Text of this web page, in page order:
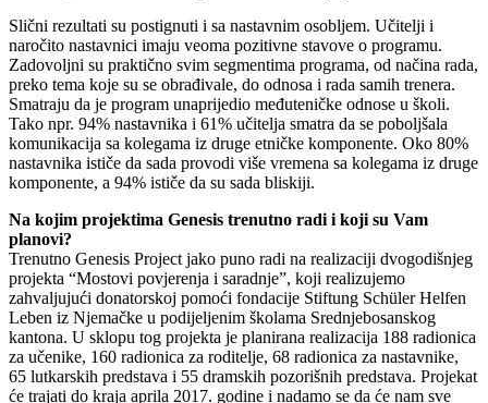
Slični rezultati su postignuti i sa nastavnim osobljem. Učitelji i
naročito nastavnici imaju veoma pozitivne stavove o programu.
Zadovoljni su praktično svim segmentima programa, od načina rada,
preko tema koje su se obrađivale, do odnosa i rada samih trenera.
Smatraju da je program unaprijedio međuteničke odnose u školi.
Tako npr. 94% nastavnika i 61% učitelja smatra da se poboljšala
komunikacija sa kolegama iz druge etničke komponente. Oko 80%
nastavnika ističe da sada provodi više vremena sa kolegama iz druge
komponente, a 94% ističe da su sada bliskiji.
Na kojim projektima Genesis trenutno radi i koji su Vam
planovi?
Trenutno Genesis Project jako puno radi na realizaciji dvogodišnjeg
projekta “Mostovi povjerenja i saradnje”, koji realizujemo
zahvaljujući donatorskoj pomoći fondacije Stiftung Schüler Helfen
Leben iz Njemačke u podijeljenim školama Srednjebosanskog
kantona. U sklopu tog projekta je planirana realizacija 188 radionica
za učenike, 160 radionica za roditelje, 68 radionica za nastavnike,
65 lutkarskih predstava i 55 dramskih pozorišnih predstava. Projekat
će trajati do kraja aprila 2017. godine i nadamo se da će nam sve